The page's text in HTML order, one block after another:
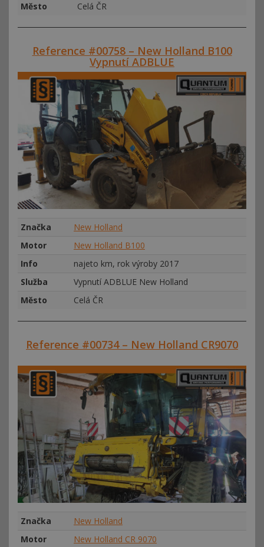
Město
Celá ČR
Reference #00758 – New Holland B100
Vypnutí ADBLUE
Značka
New Holland
Motor
New Holland B100
Info
najeto km, rok výroby 2017
Služba
Vypnutí ADBLUE New Holland
Město
Celá ČR
Reference #00734 – New Holland CR9070
Značka
New Holland
Motor
New Holland CR 9070